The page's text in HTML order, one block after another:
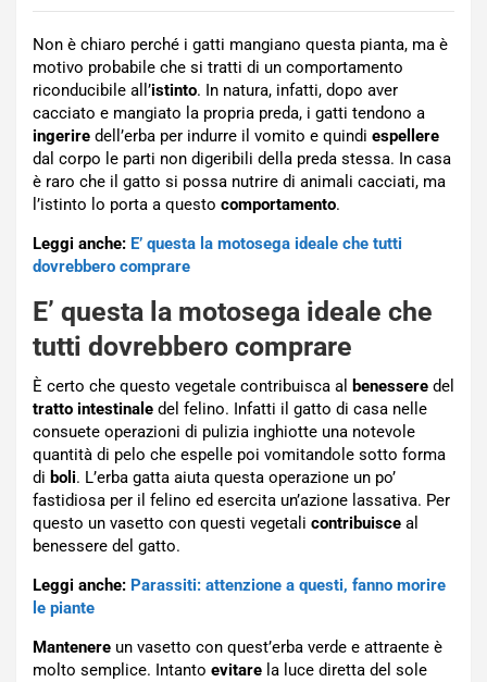
Non è chiaro perché i gatti mangiano questa pianta, ma è
motivo probabile che si tratti di un comportamento
riconducibile all’istinto. In natura, infatti, dopo aver
cacciato e mangiato la propria preda, i gatti tendono a
ingerire dell’erba per indurre il vomito e quindi espellere
dal corpo le parti non digeribili della preda stessa. In casa
è raro che il gatto si possa nutrire di animali cacciati, ma
l’istinto lo porta a questo comportamento.
Leggi anche: E’ questa la motosega ideale che tutti
dovrebbero comprare
E’ questa la motosega ideale che
tutti dovrebbero comprare
È certo che questo vegetale contribuisca al benessere del
tratto intestinale del felino. Infatti il gatto di casa nelle
consuete operazioni di pulizia inghiotte una notevole
quantità di pelo che espelle poi vomitandole sotto forma
di boli. L’erba gatta aiuta questa operazione un po’
fastidiosa per il felino ed esercita un’azione lassativa. Per
questo un vasetto con questi vegetali contribuisce al
benessere del gatto.
Leggi anche: Parassiti: attenzione a questi, fanno morire
le piante
Mantenere un vasetto con quest’erba verde e attraente è
molto semplice. Intanto evitare la luce diretta del sole